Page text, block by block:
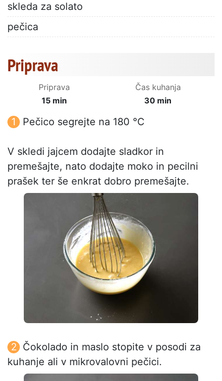
skleda za solato
pečica
Priprava
Priprava
15 min
Čas kuhanja
30 min
Pečico segrejte na 180 °C
V skledi jajcem dodajte sladkor in
premešajte, nato dodajte moko in pecilni
prašek ter še enkrat dobro premešajte.
Čokolado in maslo stopite v posodi za
kuhanje ali v mikrovalovni pečici.